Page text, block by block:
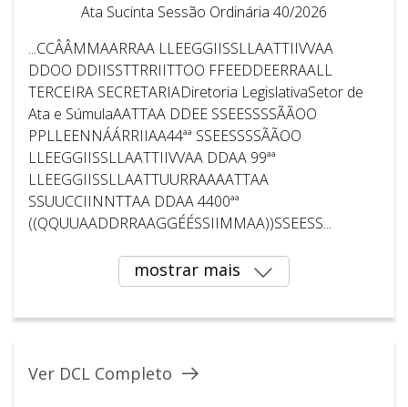
Ata Sucinta Sessão Ordinária 40/2026
...CCÂÂMMAARRAA LLEEGGIISSLLAATTIIVVAA
DDOO DDIISSTTRRIITTOO FFEEDDEERRAALL
TERCEIRA SECRETARIADiretoria LegislativaSetor de
Ata e SúmulaAATTAA DDEE SSEESSSSÃÃOO
PPLLEENNÁÁRRIIAA44ªª SSEESSSSÃÃOO
LLEEGGIISSLLAATTIIVVAA DDAA 99ªª
LLEEGGIISSLLAATTUURRAAAATTAA
SSUUCCIINNTTAA DDAA 4400ªª
((QQUUAADDRRAAGGÉÉSSIIMMAA))SSEESS...
mostrar mais
Ver DCL Completo